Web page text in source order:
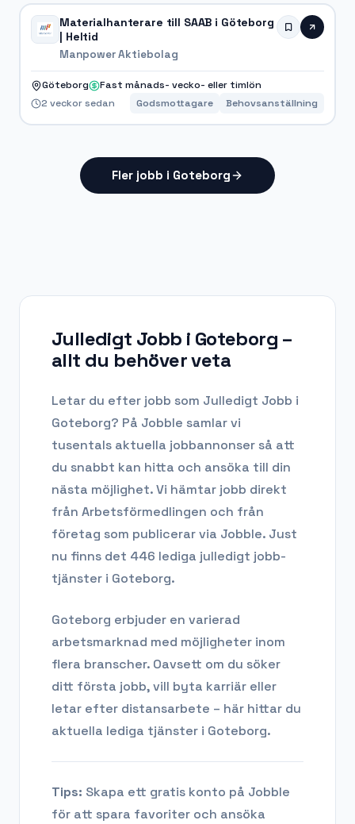
Materialhanterare till SAAB i Göteborg
| Heltid
Manpower Aktiebolag
Göteborg
Fast månads- vecko- eller timlön
2 veckor sedan
Godsmottagare Behovsanställning
Fler jobb i Goteborg
Julledigt Jobb i Goteborg –
allt du behöver veta
Letar du efter jobb som Julledigt Jobb i
Goteborg? På Jobble samlar vi
tusentals aktuella jobbannonser så att
du snabbt kan hitta och ansöka till din
nästa möjlighet. Vi hämtar jobb direkt
från Arbetsförmedlingen och från
företag som publicerar via Jobble. Just
nu finns det 446 lediga julledigt jobb-
tjänster i Goteborg.
Goteborg erbjuder en varierad
arbetsmarknad med möjligheter inom
flera branscher. Oavsett om du söker
ditt första jobb, vill byta karriär eller
letar efter distansarbete – här hittar du
aktuella lediga tjänster i Goteborg.
Tips: Skapa ett gratis konto på Jobble
för att spara favoriter och ansöka